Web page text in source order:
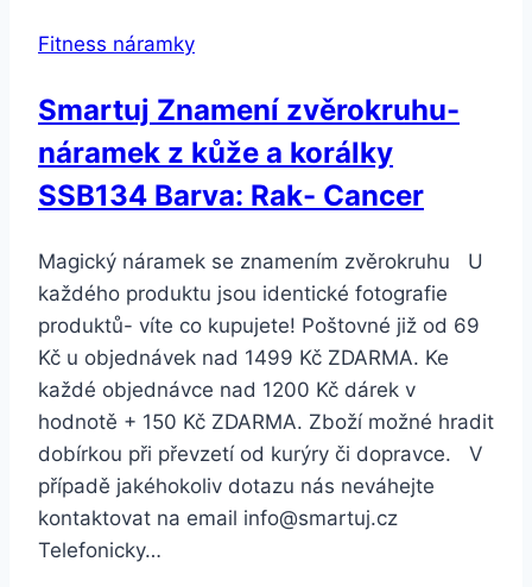
SIM
Fitness náramky
Smartuj Znamení zvěrokruhu-
náramek z kůže a korálky
SSB134 Barva: Rak- Cancer
Magický náramek se znamením zvěrokruhu U
každého produktu jsou identické fotografie
produktů- víte co kupujete! Poštovné již od 69
Kč u objednávek nad 1499 Kč ZDARMA. Ke
každé objednávce nad 1200 Kč dárek v
hodnotě + 150 Kč ZDARMA. Zboží možné hradit
dobírkou při převzetí od kurýry či dopravce. V
případě jakéhokoliv dotazu nás neváhejte
kontaktovat na email info@smartuj.cz
Telefonicky…